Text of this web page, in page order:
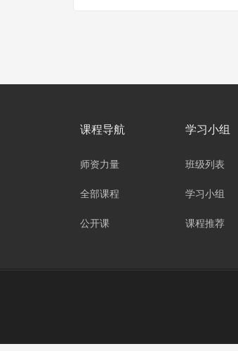
课程导航
师资力量
全部课程
公开课
学习小组
班级列表
学习小组
课程推荐